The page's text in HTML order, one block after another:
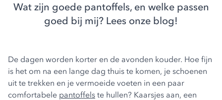
Wat zijn goede pantoffels, en welke passen
goed bij mij? Lees onze blog!
De dagen worden korter en de avonden kouder. Hoe fijn
is het om na een lange dag thuis te komen, je schoenen
uit te trekken en je vermoeide voeten in een paar
comfortabele pantoffels te hullen? Kaarsjes aan, een